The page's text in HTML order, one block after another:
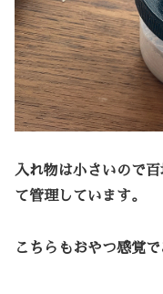
入れ物は小さいので
て管理しています。
こちらもおやつ感覚